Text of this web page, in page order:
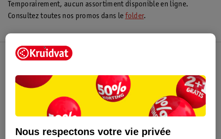
Temporairement, aucun assortiment disponible en ligne.
Consultez toutes nos promos dans le folder.
Nous respectons votre vie privée